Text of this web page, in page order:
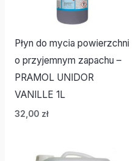
Płyn do mycia powierzchni
o przyjemnym zapachu –
PRAMOL UNIDOR
VANILLE 1L
32,00 zł